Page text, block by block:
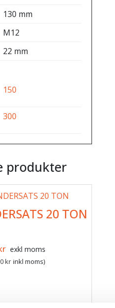
130 mm
M12
22 mm
150
300
produkter
20 TON
priset var: 6 789 kr.
Det nuvarande priset är: 4
exkl moms
kr inkl moms)